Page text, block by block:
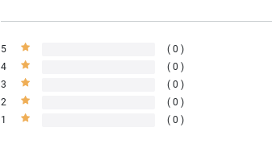
5
0
4
0
3
0
2
0
1
0